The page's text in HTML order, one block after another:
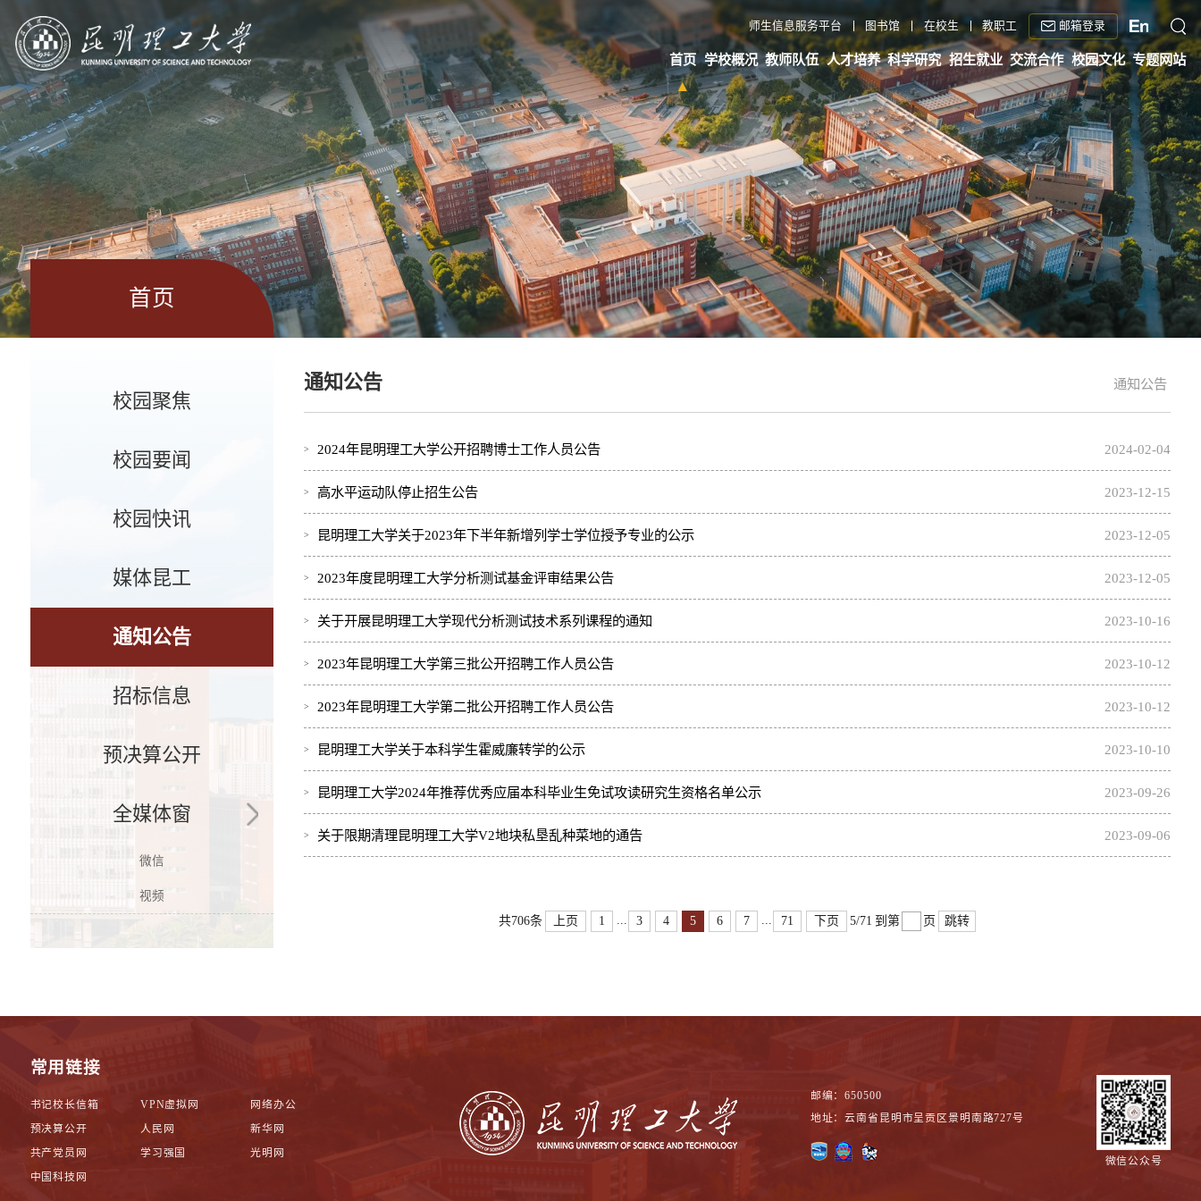
师生信息服务平台 图书馆 在校生 教职工 邮箱登录
首页 学校概况 教师队伍 人才培养 科学研究 招生就业 交流合作 校园文化 专题网站
首页
校园聚焦
校园要闻
校园快讯
媒体昆工
通知公告
招标信息
预决算公开
全媒体窗
微信
视频
通知公告
通知公告
2024年昆明理工大学公开招聘博士工作人员公告 2024-02-04
高水平运动队停止招生公告 2023-12-15
昆明理工大学关于2023年下半年新增列学士学位授予专业的公示 2023-12-05
2023年度昆明理工大学分析测试基金评审结果公告 2023-12-05
关于开展昆明理工大学现代分析测试技术系列课程的通知 2023-10-16
2023年昆明理工大学第三批公开招聘工作人员公告 2023-10-12
2023年昆明理工大学第二批公开招聘工作人员公告 2023-10-12
昆明理工大学关于本科学生霍威廉转学的公示 2023-10-10
昆明理工大学2024年推荐优秀应届本科毕业生免试攻读研究生资格名单公示 2023-09-26
关于限期清理昆明理工大学V2地块私垦乱种菜地的通告 2023-09-06
共706条 上页 1 ... 3 4 5 6 7 ... 71 下页 5/71 到第 页 跳转
常用链接
书记校长信箱 VPN虚拟网
网络办公
预决算公开
人民网
新华网
共产党员网
学习强国
光明网
中国科技网
邮编：650500
地址：云南省昆明市呈贡区景明南路727号
微信公众号